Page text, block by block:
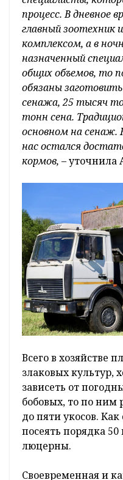
процесс. В дневное
главный зоотехник
комплексом, а в
назначенный
общих объемов, то
обязаны
сенажа, 25 тысяч
тонн сена.
основном на сенаж.
нас остался
кормов, – уточнила
Всего в хозяйстве
злаковых культур,
зависеть от
бобовых, то по ним
до пяти укосов.
посеять порядка 50
люцерны.
Своевременная и